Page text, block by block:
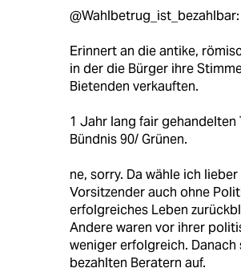
@Wahlbetrug_ist_bezahlbar:
Erinnert an die antike,
in der die Bürger ihre
Bietenden verkauften.
1 Jahr lang fair gehandelten
Bündnis 90/ Grünen.
ne, sorry. Da wähle ich
Vorsitzender auch ohne
erfolgreiches Leben
Andere waren vor ihrer
weniger erfolgreich. Danach
bezahlten Beratern auf.